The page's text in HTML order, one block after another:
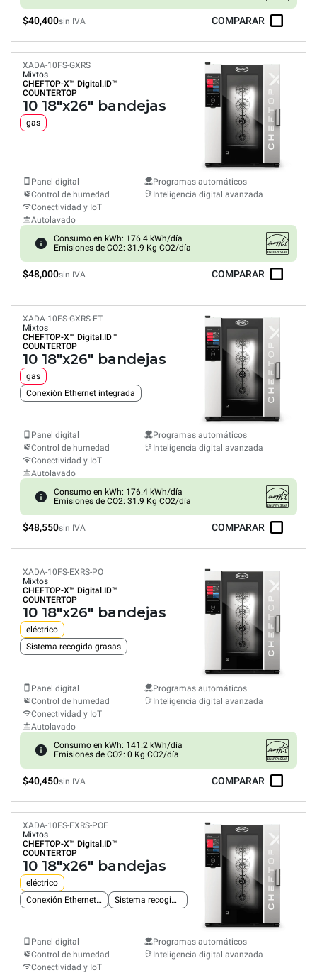
$40,400sin IVA COMPARAR
XADA-10FS-GXRS
Mixtos
CHEFTOP-X™ Digital.ID™
COUNTERTOP
10 18"x26" bandejas
gas
Panel digital
Control de humedad
Conectividad y IoT
Autolavado
Programas automáticos
Inteligencia digital avanzada
Consumo en kWh: 176.4 kWh/día
Emisiones de CO2: 31.9 Kg CO2/día
$48,000sin IVA COMPARAR
XADA-10FS-GXRS-ET
Mixtos
CHEFTOP-X™ Digital.ID™
COUNTERTOP
10 18"x26" bandejas
gas
Conexión Ethernet integrada
Panel digital
Control de humedad
Conectividad y IoT
Autolavado
Programas automáticos
Inteligencia digital avanzada
Consumo en kWh: 176.4 kWh/día
Emisiones de CO2: 31.9 Kg CO2/día
$48,550sin IVA COMPARAR
XADA-10FS-EXRS-PO
Mixtos
CHEFTOP-X™ Digital.ID™
COUNTERTOP
10 18"x26" bandejas
eléctrico
Sistema recogida grasas
Panel digital
Control de humedad
Conectividad y IoT
Autolavado
Programas automáticos
Inteligencia digital avanzada
Consumo en kWh: 141.2 kWh/día
Emisiones de CO2: 0 Kg CO2/día
$40,450sin IVA COMPARAR
XADA-10FS-EXRS-POE
Mixtos
CHEFTOP-X™ Digital.ID™
COUNTERTOP
10 18"x26" bandejas
eléctrico
Conexión Ethernet integrada
Sistema recogida grasas
Panel digital
Control de humedad
Conectividad y IoT
Programas automáticos
Inteligencia digital avanzada